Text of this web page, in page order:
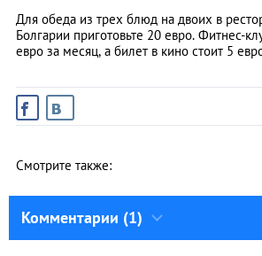
Для обеда из трех блюд на двоих в
Болгарии приготовьте 20 евро. Фитнес-
евро за месяц, а билет в кино стоит 5
Смотрите также:
Комментарии (1)